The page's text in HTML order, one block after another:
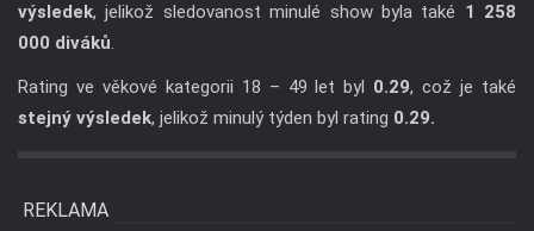
výsledek, jelikož sledovanost minulé show byla také 1 258
000 diváků.
Rating ve věkové kategorii 18 – 49 let byl 0.29, což je také
stejný výsledek, jelikož minulý týden byl rating 0.29.
REKLAMA